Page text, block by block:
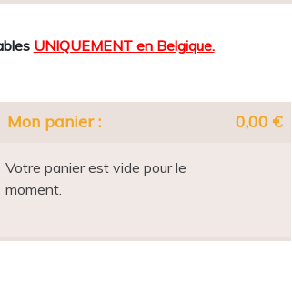
UNIQUEMENT en Belgique.
Mon panier : 0,00 €
Votre panier est vide pour le
moment.